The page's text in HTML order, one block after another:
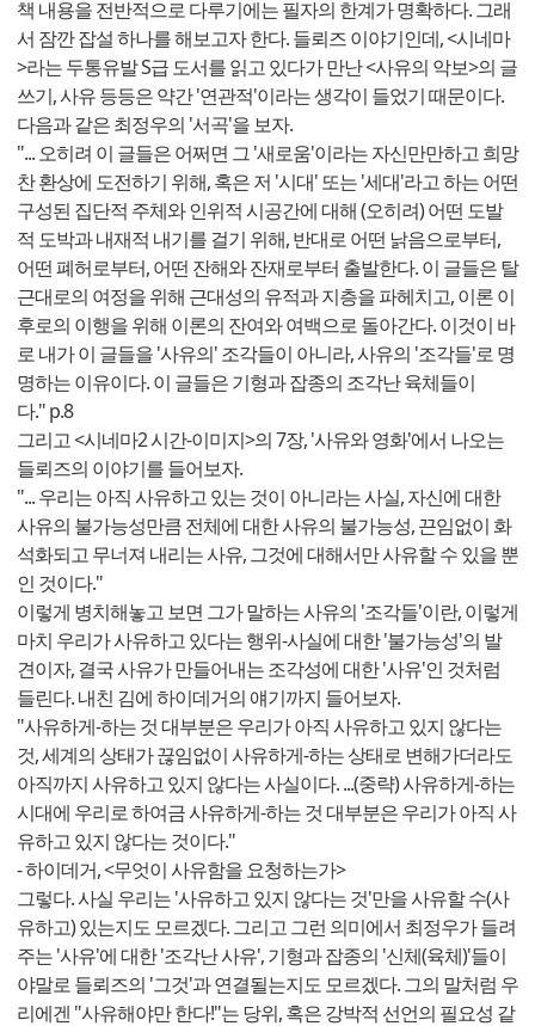
책 내용을 전반적으로 다루기에는 필자의 한계가 명확하다. 그래
서 잠깐 잡설 하나를 해보고자 한다. 들뢰즈 이야기인데, <시네마
>라는 두통유발 S급 도서를 읽고 있다가 만난 <사유의 악보>의 글
쓰기, 사유 등등은 약간 '연관적'이라는 생각이 들었기 때문이다.
다음과 같은 최정우의 '서곡'을 보자.
"... 오히려 이 글들은 어쩌면 그 '새로움'이라는 자신만만하고 희망
찬 환상에 도전하기 위해, 혹은 저 '시대' 또는 '세대'라고 하는 어떤
구성된 집단적 주체와 인위적 시공간에 대해 (오히려) 어떤 도발
적 도박과 내재적 내기를 걸기 위해, 반대로 어떤 낡음으로부터,
어떤 폐허로부터, 어떤 잔해와 잔재로부터 출발한다. 이 글들은 탈
근대로의 여정을 위해 근대성의 유적과 지층을 파헤치고, 이론 이
후로의 이행을 위해 이론의 잔여와 여백으로 돌아간다. 이것이 바
로 내가 이 글들을 '사유의' 조각들이 아니라, 사유의 '조각들'로 명
명하는 이유이다. 이 글들은 기형과 잡종의 조각난 육체들이
다." p.8
그리고 <시네마2 시간-이미지>의 7장, '사유와 영화'에서 나오는
들뢰즈의 이야기를 들어보자.
"... 우리는 아직 사유하고 있는 것이 아니라는 사실, 자신에 대한
사유의 불가능성만큼 전체에 대한 사유의 불가능성, 끈임없이 화
석화되고 무너져 내리는 사유, 그것에 대해서만 사유할 수 있을 뿐
인 것이다."
이렇게 병치해놓고 보면 그가 말하는 사유의 '조각들'이란, 이렇게
마치 우리가 사유하고 있다는 행위-사실에 대한 '불가능성'의 발
견이자, 결국 사유가 만들어내는 조각성에 대한 '사유'인 것처럼
들린다. 내친 김에 하이데거의 얘기까지 들어보자.
"사유하게-하는 것 대부분은 우리가 아직 사유하고 있지 않다는
것, 세계의 상태가 끊임없이 사유하게-하는 상태로 변해가더라도
아직까지 사유하고 있지 않다는 사실이다. ...(중략) 사유하게-하는
시대에 우리로 하여금 사유하게-하는 것 대부분은 우리가 아직 사
유하고 있지 않다는 것이다."
- 하이데거, <무엇이 사유함을 요청하는가>
그렇다. 사실 우리는 '사유하고 있지 않다는 것'만을 사유할 수(사
유하고) 있는지도 모르겠다. 그리고 그런 의미에서 최정우가 들려
주는 '사유'에 대한 '조각난 사유', 기형과 잡종의 '신체(육체)'들이
야말로 들뢰즈의 '그것'과 연결될는지도 모르겠다. 그의 말처럼 우
리에겐 "사유해야만 한다!"는 당위, 혹은 강박적 선언의 필요성 같